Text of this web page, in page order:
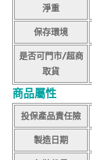
淨重
保存環境
是否可門市/超商
取貨
商品屬性
投保產品責任險
製造日期